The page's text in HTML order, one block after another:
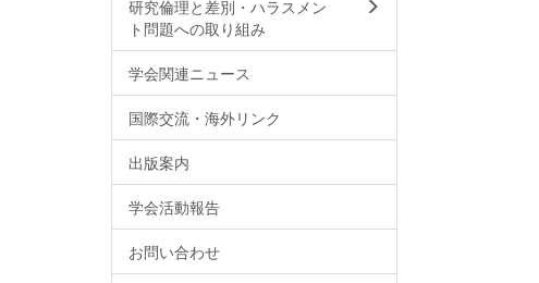
研究倫理と差別・ハラスメン
ト問題への取り組み
学会関連ニュース
国際交流・海外リンク
出版案内
学会活動報告
お問い合わせ